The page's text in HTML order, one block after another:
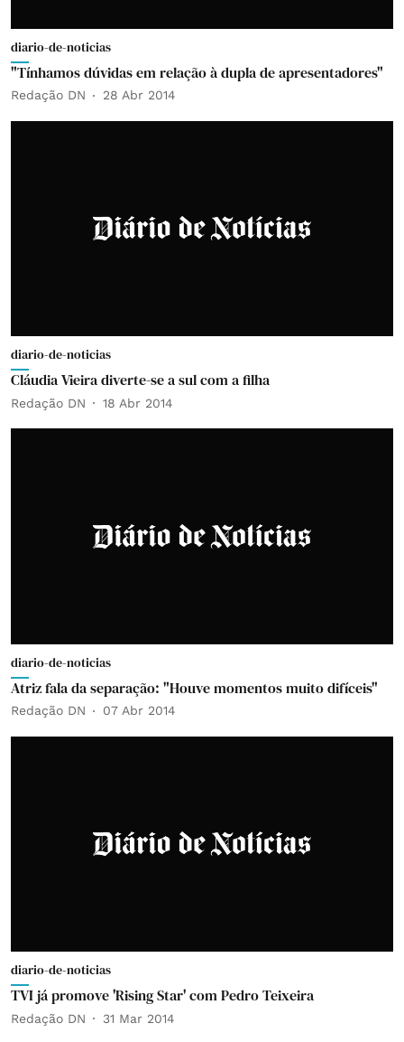
diario-de-noticias
"Tínhamos dúvidas em relação à dupla de apresentadores"
Redação DN 28 Abr 2014
diario-de-noticias
Cláudia Vieira diverte-se a sul com a filha
Redação DN 18 Abr 2014
diario-de-noticias
Atriz fala da separação: "Houve momentos muito difíceis"
Redação DN 07 Abr 2014
diario-de-noticias
TVI já promove 'Rising Star' com Pedro Teixeira
Redação DN 31 Mar 2014